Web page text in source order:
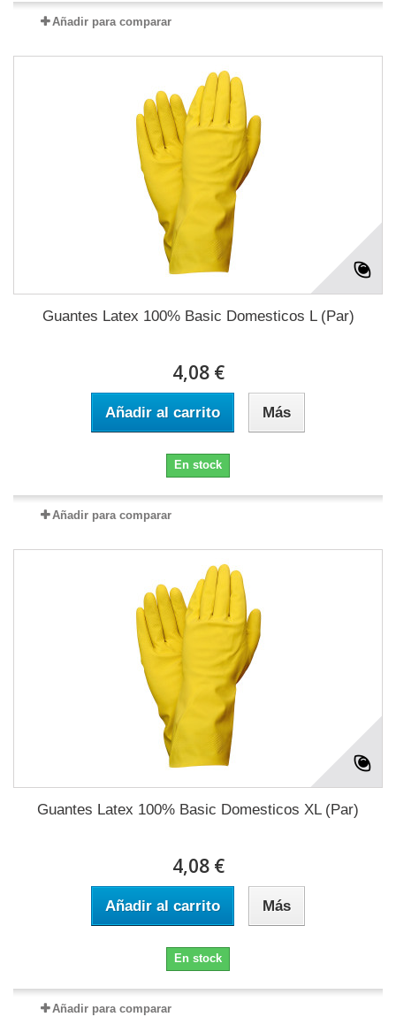
Añadir para comparar
Guantes Latex 100% Basic Domesticos L (Par)
4,08 €
Añadir al carrito Más
En stock
Añadir para comparar
Guantes Latex 100% Basic Domesticos XL (Par)
4,08 €
Añadir al carrito Más
En stock
Añadir para comparar